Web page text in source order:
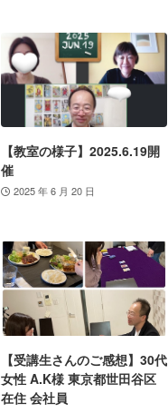
【教室の様子】2025.6.19開
催
2025 年 6 月 20 日
【受講生さんのご感想】30代
女性 A.K様 東京都世田谷区
在住 会社員